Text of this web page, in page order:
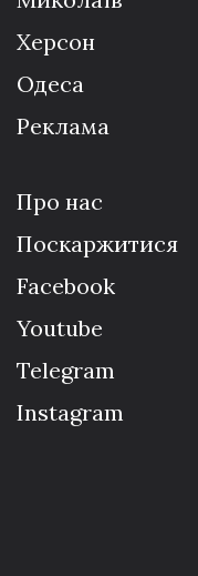
Херсон
Одеса
Реклама
Про нас
Поскаржитися
Facebook
Youtube
Telegram
Instagram